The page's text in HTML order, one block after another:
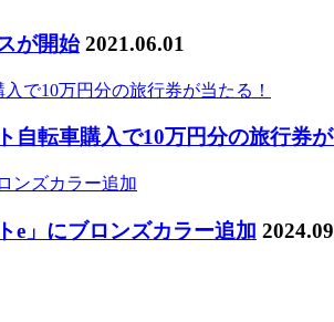
が開始 2021.06.01
転車購入で10万円分の旅行券が
e」にブロンズカラー追加